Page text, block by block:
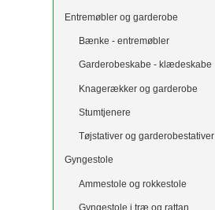
Entremøbler og garderobe
Bænke - entremøbler
Garderobeskabe - klædeskabe
Knagerækker og garderobe
Stumtjenere
Tøjstativer og garderobestativer
Gyngestole
Ammestole og rokkestole
Gyngestole i træ og rattan